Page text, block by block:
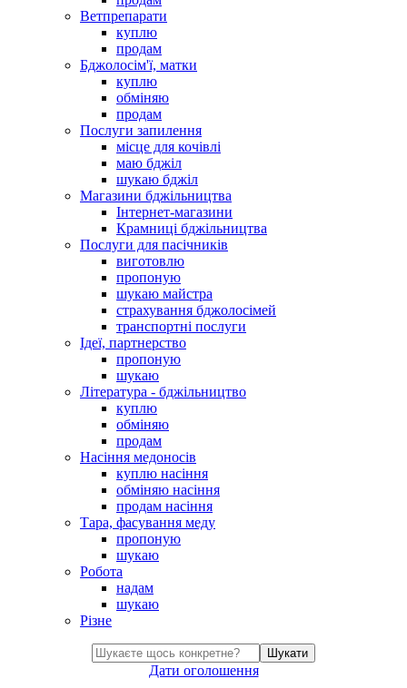
Ветпрепарати
куплю
продам
Бджолосім'ї, матки
куплю
обміняю
продам
Послуги запилення
місце для кочівлі
маю бджіл
шукаю бджіл
Магазини бджільництва
Інтернет-магазини
Крамниці бджільництва
Послуги для пасічників
виготовлю
пропоную
шукаю майстра
страхування бджолосімей
транспортні послуги
Ідеї, партнерство
пропоную
шукаю
Література - бджільництво
куплю
обміняю
продам
Насіння медоносів
куплю насіння
обміняю насіння
продам насіння
Тара, фасування меду
пропоную
шукаю
Робота
надам
шукаю
Різне
Шукати
Дати оголошення